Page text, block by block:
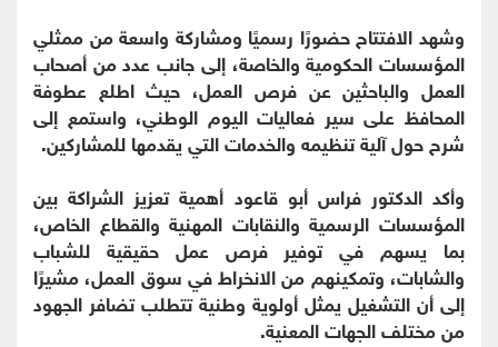
وشهد الافتتاح حضورًا رسميًا ومشاركة واسعة من ممثلي
المؤسسات الحكومية والخاصة، إلى جانب عدد من أصحاب
العمل والباحثين عن فرص العمل، حيث اطلع عطوفة
المحافظ على سير فعاليات اليوم الوطني، واستمع إلى
شرح حول آلية تنظيمه والخدمات التي يقدمها للمشاركين.
وأكد الدكتور فراس أبو قاعود أهمية تعزيز الشراكة بين
المؤسسات الرسمية والنقابات المهنية والقطاع الخاص،
بما يسهم في توفير فرص عمل حقيقية للشباب
والشابات، وتمكينهم من الانخراط في سوق العمل، مشيرًا
إلى أن التشغيل يمثل أولوية وطنية تتطلب تضافر الجهود
من مختلف الجهات المعنية.